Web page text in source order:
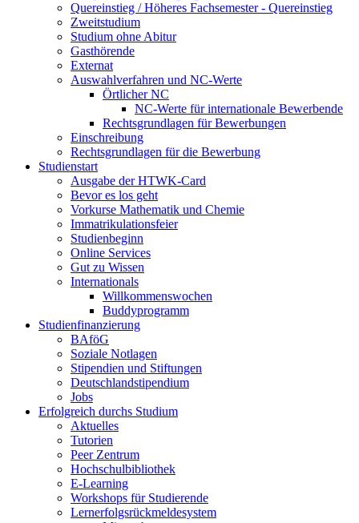
Quereinstieg / Höheres Fachsemester - Quereinstieg
Zweitstudium
Studium ohne Abitur
Gasthörende
Externat
Auswahlverfahren und NC-Werte
Örtlicher NC
NC-Werte für internationale Bewerbende
Rechtsgrundlagen für Bewerbungen
Einschreibung
Rechtsgrundlagen für die Bewerbung
Studienstart
Ausgabe der HTWK-Card
Bevor es los geht
Vorkurse Mathematik und Chemie
Immatrikulationsfeier
Studienbeginn
Online Services
Gut zu Wissen
Internationals
Willkommenswochen
Buddyprogramm
Studienfinanzierung
BAföG
Soziale Notlagen
Stipendien und Stiftungen
Deutschlandstipendium
Jobs
Erfolgreich durchs Studium
Aktuelles
Tutorien
Peer Zentrum
Hochschulbibliothek
E-Learning
Workshops für Studierende
Lernerfolgsrückmeldesystem